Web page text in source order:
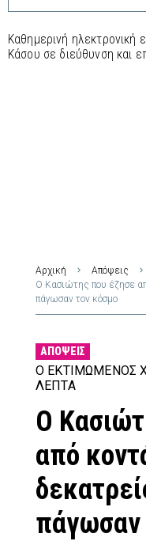
Καθημερινή ηλεκτρονική
Κάσου σε διεύθυνση και
Αρχική
Απόψεις
Ο Κασιώτης που έζησε
πάγωσαν τον κόσμο
ΑΠΌΨΕΙΣ
Ο ΕΚΤΙΜΏΜΕΝΟΣ
ΛΕΠΤΆ
Ο
από
πάγωσαν